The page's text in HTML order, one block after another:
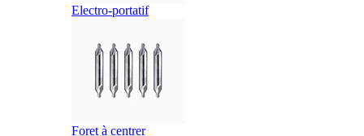
Electro-portatif
Foret à centrer